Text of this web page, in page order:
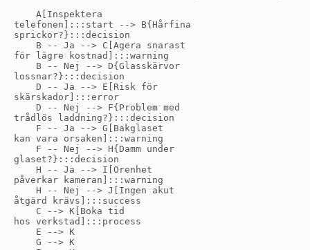
    A[Inspektera
telefonen]:::start --> B{Hårfina
sprickor?}:::decision
    B -- Ja --> C[Agera snarast
för lägre kostnad]:::warning
    B -- Nej --> D{Glasskärvor
lossnar?}:::decision
    D -- Ja --> E[Risk för
skärskador]:::error
    D -- Nej --> F{Problem med
trådlös laddning?}:::decision
    F -- Ja --> G[Bakglaset
kan vara orsaken]:::warning
    F -- Nej --> H{Damm under
glaset?}:::decision
    H -- Ja --> I[Orenhet
påverkar kameran]:::warning
    H -- Nej --> J[Ingen akut
åtgärd krävs]:::success
    C --> K[Boka tid
hos verkstad]:::process
    E --> K
    G --> K